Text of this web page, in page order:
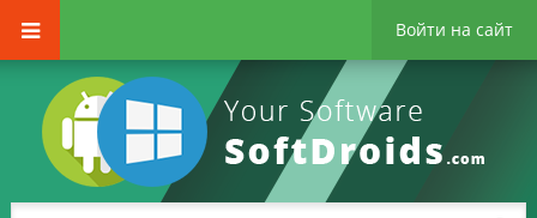
Войти на сайт